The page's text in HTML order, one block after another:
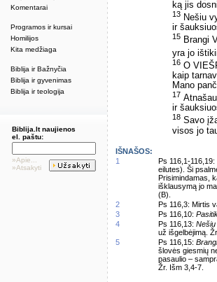
Komentarai
Programos ir kursai
Homilijos
Kita medžiaga
Biblija ir Bažnyčia
Biblija ir gyvenimas
Biblija ir teologija
Biblija.lt naujienos
el. paštu:
»Apie...
»Atsakyti
ką jis
13 Nešiu
ir
15 Brangi
yra jo
16 O
kaip
Mano
17
ir
18 Savo
visos jo
IŠNAŠOS:
1
Ps 116,1-
eilutes). Ši
Prisimindamas,
išklausymą jo
(B).
2
Ps 116,3: Mirtis
3
Ps 116,10:
4
Ps 116,13:
už išgelbėjimą.
5
Ps 116,15:
šlovės giesmių
pasaulio –
Žr. Išm 3,4-7.